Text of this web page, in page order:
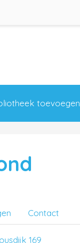
toevoegen
Contact
169